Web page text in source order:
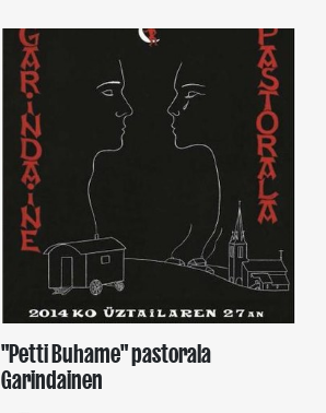
"Petti Buhame" pastorala
Garindainen